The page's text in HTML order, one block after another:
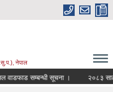
नेपाल
सम्बन्धी सूचना । २०८३ साल